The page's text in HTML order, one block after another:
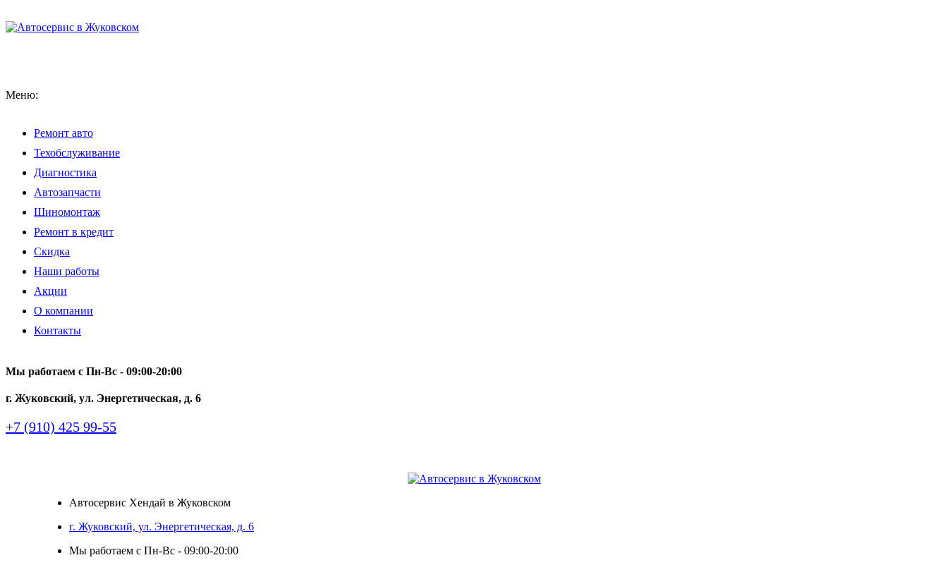
Меню:
Ремонт авто
Техобслуживание
Диагностика
Автозапчасти
Шиномонтаж
Ремонт в кредит
Скидка
Наши работы
Акции
О компании
Контакты
Мы работаем с Пн-Вc - 09:00-20:00
г. Жуковский, ул. Энергетическая, д. 6
+7 (910) 425 99-55
Автосервис Хендай в Жуковском
г. Жуковский, ул. Энергетическая, д. 6
Мы работаем с Пн-Вc - 09:00-20:00